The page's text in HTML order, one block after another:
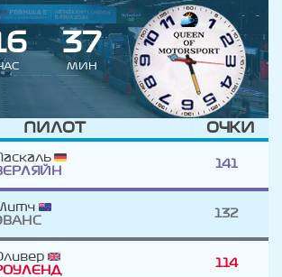
6 37
МИН
ПИЛОТ ОЧКИ
141
132
114